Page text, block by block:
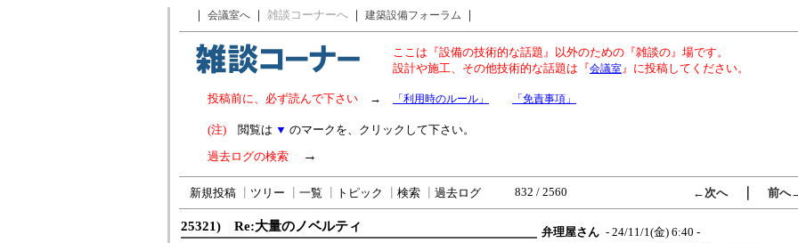
｜ 会議室へ ｜ 雑談コーナーへ ｜ 建築設備フォーラム ｜
ここは『設備の技術的な話題』以外のための『雑談の』場です。
設計や施工、その他技術的な話題は『会議室』に投稿してください。
投稿前に、必ず読んで下さい → 「利用時のルール」 「免責事項」
(注) 閲覧は ▼ のマークを、クリックして下さい。
過去ログの検索 →
新規投稿 ツリー 一覧 トピック 検索 過去ログ 832 / 2560 ←次へ｜ 前へ
25321) Re:大量のノベルティ 弁理屋さん - 24/11/1(金) 6:40 -